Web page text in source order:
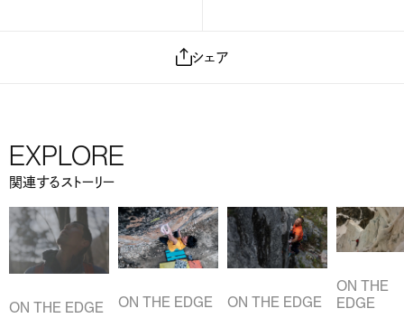
シェア
EXPLORE
関連するストーリー
ON THE EDGE
ON THE EDGE
ON THE EDGE
ON THE
EDGE